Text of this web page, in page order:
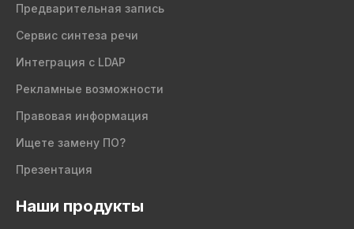
Предварительная запись
Сервис синтеза речи
Интеграция с LDAP
Рекламные возможности
Правовая информация
Ищете замену ПО?
Презентация
Наши продукты